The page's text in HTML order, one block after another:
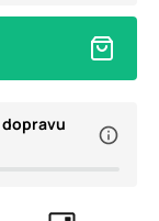
dopravu